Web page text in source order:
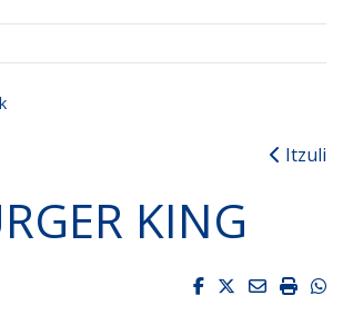
Itzuli
KING
Facebook
Twitter
Email